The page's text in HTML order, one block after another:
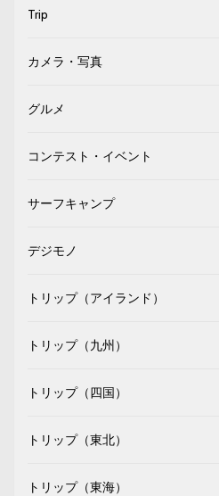
Trip
カメラ・写真
グルメ
コンテスト・イベント
サーフキャンプ
デジモノ
トリップ（アイランド）
トリップ（九州）
トリップ（四国）
トリップ（東北）
トリップ（東海）